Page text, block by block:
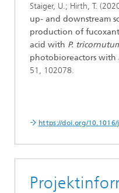
Staiger, U.; Hirth, T.
up- and downstream
production of
acid with P.
photobioreactors
51, 102078.
https://doi.org/